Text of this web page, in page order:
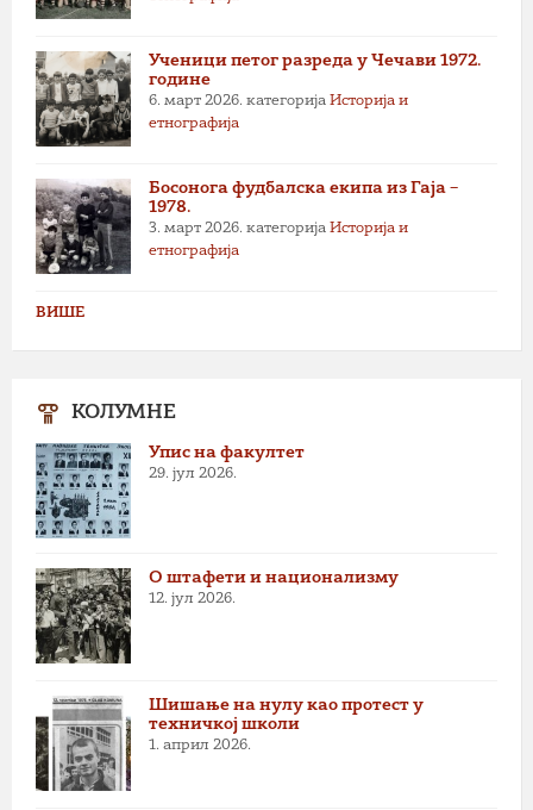
Ученици петог разреда у Чечави 1972.
године
6. март 2026. категорија Историја и
етнографија
Босонога фудбалска екипа из Гаја –
1978.
3. март 2026. категорија Историја и
етнографија
ВИШЕ
КОЛУМНЕ
Упис на факултет
29. јул 2026.
О штафети и национализму
12. јул 2026.
Шишање на нулу као протест у
техничкој школи
1. април 2026.